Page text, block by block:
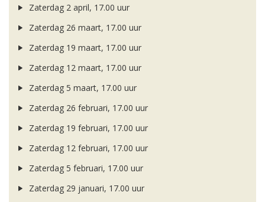
Zaterdag 2 april, 17.00 uur
Zaterdag 26 maart, 17.00 uur
Zaterdag 19 maart, 17.00 uur
Zaterdag 12 maart, 17.00 uur
Zaterdag 5 maart, 17.00 uur
Zaterdag 26 februari, 17.00 uur
Zaterdag 19 februari, 17.00 uur
Zaterdag 12 februari, 17.00 uur
Zaterdag 5 februari, 17.00 uur
Zaterdag 29 januari, 17.00 uur